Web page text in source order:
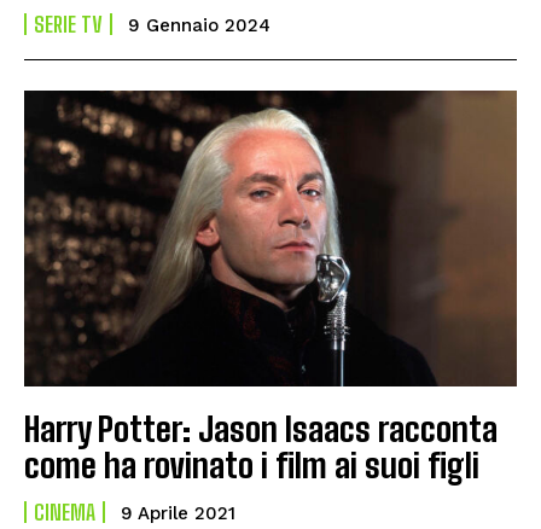
SERIE TV 9 Gennaio 2024
Harry Potter: Jason Isaacs racconta
come ha rovinato i film ai suoi figli
CINEMA 9 Aprile 2021